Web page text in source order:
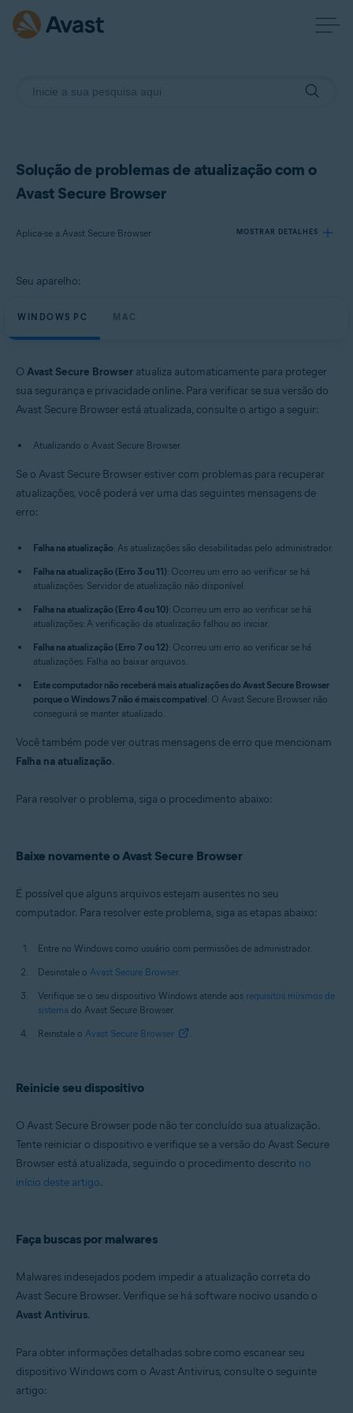
Solução de problemas de atualização com o
Avast Secure Browser
Aplica-se a Avast Secure Browser MOSTRAR DETALHES
Avast Secure Browser
Windows e macOS
Seu aparelho:
WINDOWS PC MAC
O Avast Secure Browser atualiza automaticamente para proteger
sua segurança e privacidade online. Para verificar se sua versão do
Avast Secure Browser está atualizada, consulte o artigo a seguir:
Atualizando o Avast Secure Browser
Se o Avast Secure Browser estiver com problemas para recuperar
atualizações, você poderá ver uma das seguintes mensagens de
erro:
Falha na atualização: As atualizações são desabilitadas pelo administrador.
Falha na atualização (Erro 3 ou 11): Ocorreu um erro ao verificar se há
atualizações: Servidor de atualização não disponível.
Falha na atualização (Erro 4 ou 10): Ocorreu um erro ao verificar se há
atualizações: A verificação da atualização falhou ao iniciar.
Falha na atualização (Erro 7 ou 12): Ocorreu um erro ao verificar se há
atualizações: Falha ao baixar arquivos.
Este computador não receberá mais atualizações do Avast Secure Browser
porque o Windows 7 não é mais compatível: O Avast Secure Browser não
conseguirá se manter atualizado.
Você também pode ver outras mensagens de erro que mencionam
Falha na atualização.
Para resolver o problema, siga o procedimento abaixo:
Baixe novamente o Avast Secure Browser
É possível que alguns arquivos estejam ausentes no seu
computador. Para resolver este problema, siga as etapas abaixo:
Entre no Windows como usuário com permissões de administrador.
Desinstale o Avast Secure Browser.
Verifique se o seu dispositivo Windows atende aos requisitos mínimos de
sistema do Avast Secure Browser.
Reinstale o Avast Secure Browser .
Reinicie seu dispositivo
O Avast Secure Browser pode não ter concluído sua atualização.
Tente reiniciar o dispositivo e verifique se a versão do Avast Secure
Browser está atualizada, seguindo o procedimento descrito no
início deste artigo.
Faça buscas por malwares
Malwares indesejados podem impedir a atualização correta do
Avast Secure Browser. Verifique se há software nocivo usando o
Avast Antivirus.
Para obter informações detalhadas sobre como escanear seu
dispositivo Windows com o Avast Antivirus, consulte o seguinte
artigo: